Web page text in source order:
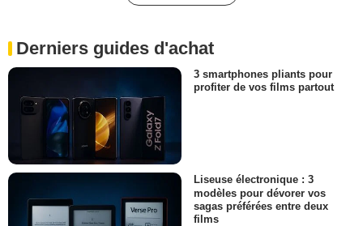
Derniers guides d'achat
3 smartphones pliants pour
profiter de vos films partout
Liseuse électronique : 3
modèles pour dévorer vos
sagas préférées entre deux
films